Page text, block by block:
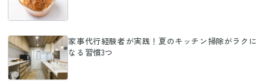
家事代行経験者が実践！夏のキッチン掃除がラクに
なる習慣3つ